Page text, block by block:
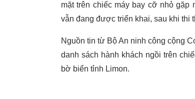
mặt trên chiếc máy bay cỡ nhỏ
vẫn đang được triển khai, sau khi thi
Nguồn tin từ Bộ An ninh công cộng
danh sách hành khách ngồi trên
bờ biển tỉnh Limon.